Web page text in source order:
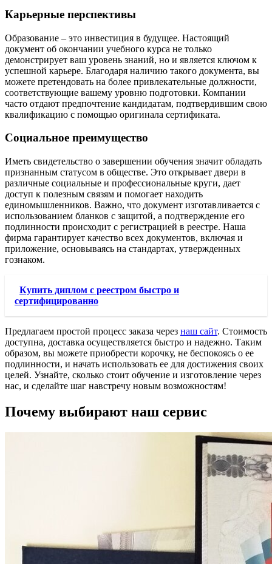
Карьерные перспективы
Образование – это инвестиция в будущее. Настоящий
документ об окончании учебного курса не только
демонстрирует ваш уровень знаний, но и является ключом к
успешной карьере. Благодаря наличию такого документа, вы
можете претендовать на более привлекательные должности,
соответствующие вашему уровню подготовки. Компании
часто отдают предпочтение кандидатам, подтвердившим свою
квалификацию с помощью оригинала сертификата.
Социальное преимущество
Иметь свидетельство о завершении обучения значит обладать
признанным статусом в обществе. Это открывает двери в
различные социальные и профессиональные круги, дает
доступ к полезным связям и помогает находить
единомышленников. Важно, что документ изготавливается с
использованием бланков с защитой, а подтверждение его
подлинности происходит с регистрацией в реестре. Наша
фирма гарантирует качество всех документов, включая и
приложение, основываясь на стандартах, утвержденных
гознаком.
Купить диплом с реестром быстро и
сертифицированно
Предлагаем простой процесс заказа через наш сайт. Стоимость
доступна, доставка осуществляется быстро и надежно. Таким
образом, вы можете приобрести корочку, не беспокоясь о ее
подлинности, и начать использовать ее для достижения своих
целей. Узнайте, сколько стоит обучение и изготовление через
нас, и сделайте шаг навстречу новым возможностям!
Почему выбирают наш сервис